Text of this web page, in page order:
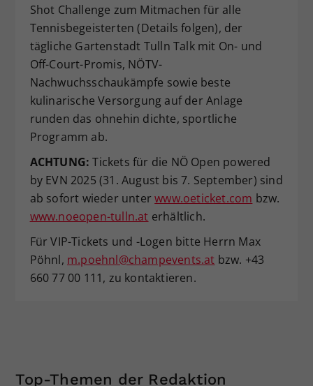
Shot Challenge zum Mitmachen für alle
Tennisbegeisterten (Details folgen), der
tägliche Gartenstadt Tulln Talk mit On- und
Off-Court-Promis, NÖTV-
Nachwuchsschaukämpfe sowie beste
kulinarische Versorgung auf der Anlage
runden das ohnehin dichte, sportliche
Programm ab.
ACHTUNG: Tickets für die NÖ Open powered
by EVN 2025 (31. August bis 7. September) sind
ab sofort wieder unterwww.oeticket.com bzw.
www.noeopen-tulln.at erhältlich.
Für VIP-Tickets und -Logen bitte Herrn Max
Pöhnl, m.poehnl@champevents.at bzw. +43
660 77 00 111, zu kontaktieren.
Top-Themen der Redaktion